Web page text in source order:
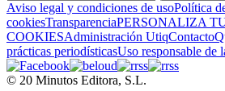
Aviso legal y condiciones de usoPolítica
cookiesTransparenciaPERSONALIZA
COOKIESAdministración UtiqContacto
prácticas periodísticasUso responsable de
© 20 Minutos Editora, S.L.